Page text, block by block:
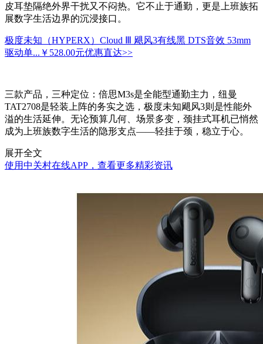
皮耳垫隔绝外界干扰又不闷热。它不止于通勤，更是上班族拓
展数字生活边界的沉浸接口。
极度未知（HYPERX）Cloud Ⅲ 飓风3有线黑 DTS音效 53mm
驱动单... ￥528.00元优惠直达>>
三款产品，三种定位：倍思M3s是全能型通勤主力，纽曼
TAT2708是轻装上阵的务实之选，极度未知飓风3则是性能外
溢的生活延伸。无论预算几何、场景多变，颈挂式耳机已悄然
成为上班族数字生活的隐形支点——轻挂于颈，稳立于心。
展开全文
使用中关村在线APP，查看更多精彩资讯